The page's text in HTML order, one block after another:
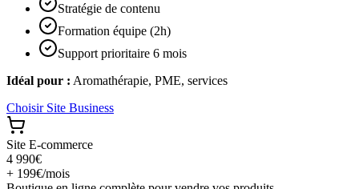
Stratégie de contenu
Formation équipe (2h)
Support prioritaire 6 mois
Idéal pour : Aromathérapie, PME, services
Choisir Site Business
Site E-commerce
4 990€
+ 199€/mois